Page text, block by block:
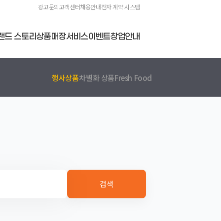
광고문의고객센터채용안내전자 계약 시스템
드 스토리상품매장서비스이벤트창업안내
행사상품차별화 상품Fresh Food
검색